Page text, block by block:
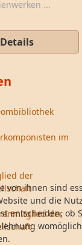
...
Details
im
der
der
von ihnen sind
und die
entscheiden, ob